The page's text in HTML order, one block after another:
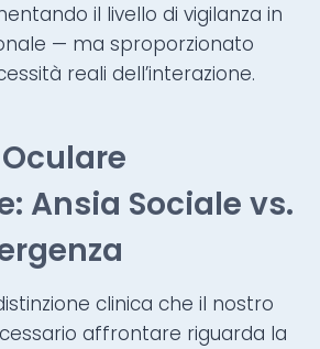
il livello di vigilanza in
— ma sproporzionato
reali dell’interazione.
Ansia Sociale vs.
clinica che il nostro
affrontare riguarda la